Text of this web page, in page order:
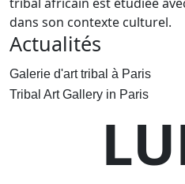
dans son contexte culturel.
Actualités
Galerie d'art tribal à Paris
Tribal Art Gallery in Paris